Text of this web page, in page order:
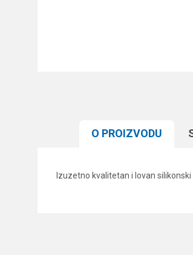
O PROIZVODU
Izuzetno kvalitetan i lovan